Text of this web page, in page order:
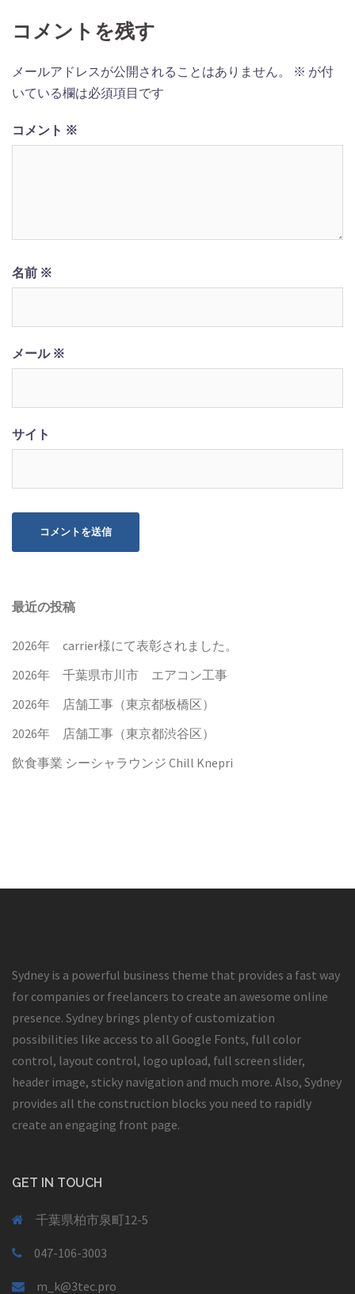
コメントを残す
メールアドレスが公開されることはありません。 ※ が付
いている欄は必須項目です
コメント ※
名前 ※
メール ※
サイト
最近の投稿
2026年 carrier様にて表彰されました。
2026年 千葉県市川市 エアコン工事
2026年 店舗工事（東京都板橋区）
2026年 店舗工事（東京都渋谷区）
飲食事業 シーシャラウンジ Chill Knepri
Sydney is a powerful business theme that provides a fast way
for companies or freelancers to create an awesome online
presence. Sydney brings plenty of customization
possibilities like access to all Google Fonts, full color
control, layout control, logo upload, full screen slider,
header image, sticky navigation and much more. Also, Sydney
provides all the construction blocks you need to rapidly
create an engaging front page.
GET IN TOUCH
千葉県柏市泉町12-5
047-106-3003
m_k@3tec.pro